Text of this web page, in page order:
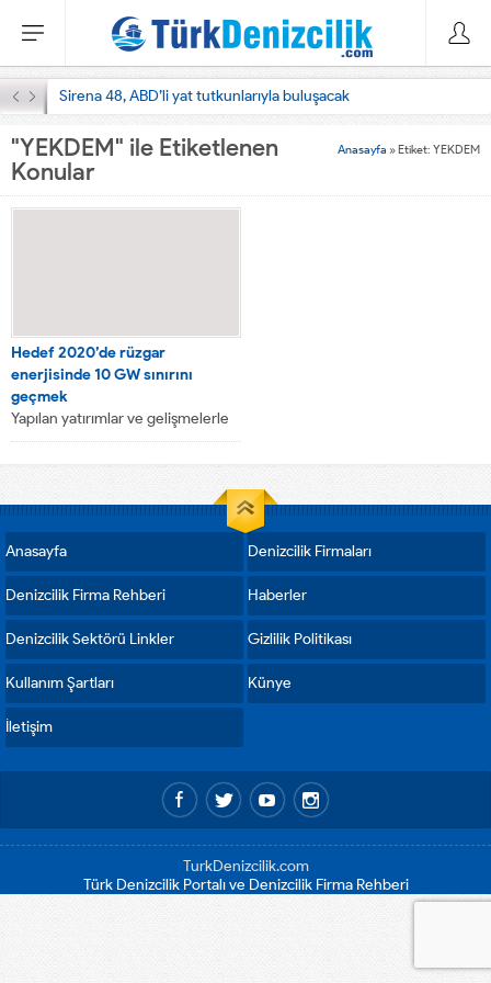
Sirena 48, ABD’li yat tutkunlarıyla buluşacak
Anasayfa »Etiket: YEKDEM
"YEKDEM" ile Etiketlenen
Konular
Hedef 2020’de rüzgar
enerjisinde 10 GW sınırını
geçmek
Yapılan yatırımlar ve gelişmelerle
birlikte Türkiye’de rüzgar
enerjisinin elektrik üretimindeki
Anasayfa Denizcilik Firmaları
Denizcilik Firma Rehberi Haberler
Denizcilik Sektörü Linkler Gizlilik Politikası
Kullanım Şartları Künye
İletişim
TurkDenizcilik.com
Türk Denizcilik Portalı ve Denizcilik Firma Rehberi